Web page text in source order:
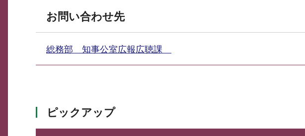
お問い合わせ先
総務部 知事公室広報広聴課
ピックアップ